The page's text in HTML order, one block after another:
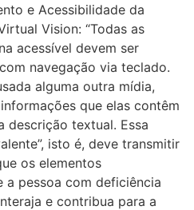
e Acessibilidade da
Vision: “Todas as
acessível devem ser
navegação via teclado.
alguma outra mídia,
que elas contêm
descrição textual. Essa
isto é, deve transmitir
os elementos
a pessoa com deficiência
e contribua para a